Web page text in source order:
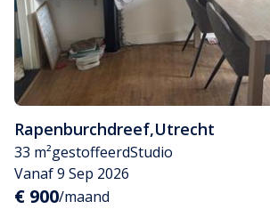
Rapenburchdreef,Utrecht
33 m²gestoffeerdStudio
Vanaf 9 Sep 2026
€ 900/maand